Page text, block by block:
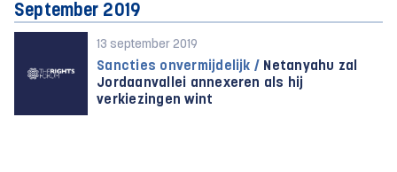
September 2019
13 september 2019
Sancties onvermijdelijk / Netanyahu zal
Jordaanvallei annexeren als hij
verkiezingen wint